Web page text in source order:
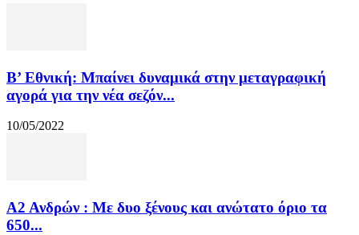
Β’ Εθνική: Μπαίνει δυναμικά στην μεταγραφική
αγορά για την νέα σεζόν...
10/05/2022
Α2 Ανδρών : Με δυο ξένους και ανώτατο όριο τα
650...